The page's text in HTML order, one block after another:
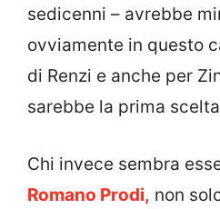
sedicenni – avrebbe
ovviamente in questo
di Renzi e anche per
sarebbe la prima
Chi invece sembra
Romano Prodi, non